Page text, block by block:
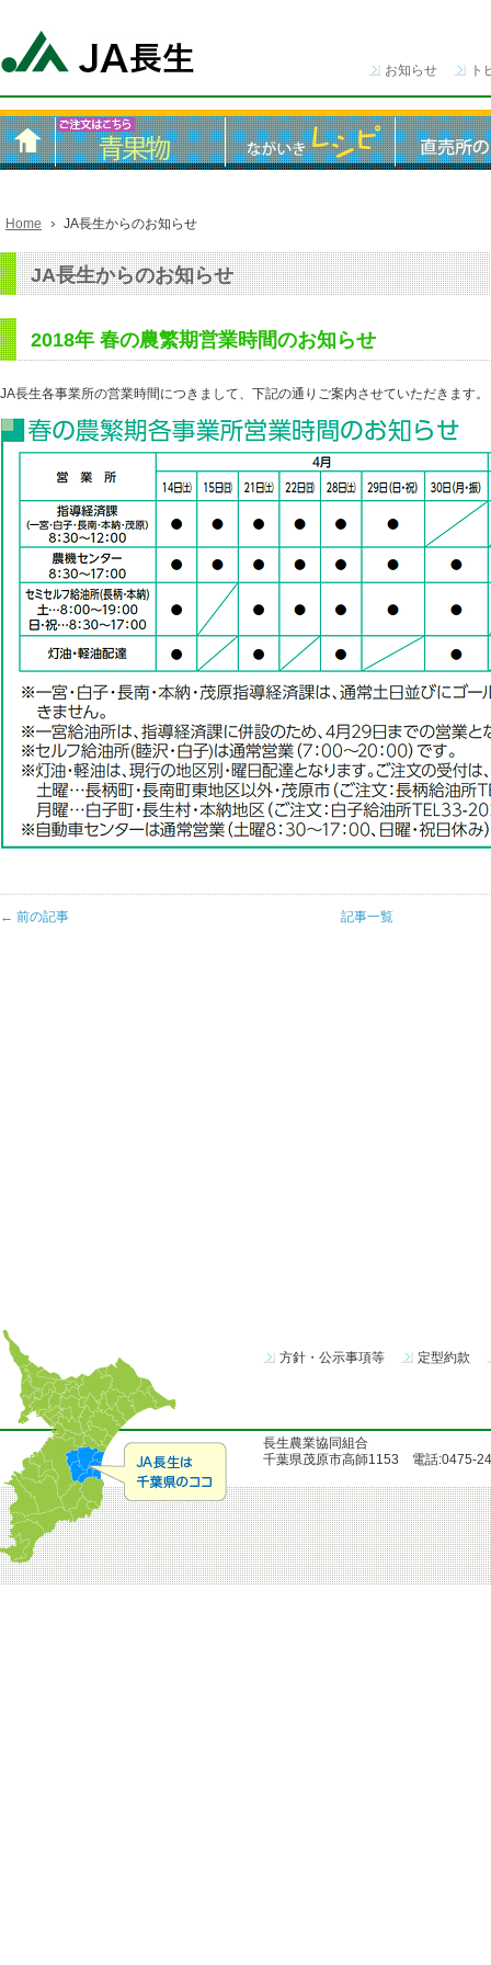
お知らせ ト
Home JA長生からのお知らせ
JA長生からのお知らせ
2018年 春の農繁期営業時間のお知らせ
JA長生各事業所の営業時間につきまして、下記の通りご案内させていただきます。
← 前の記事 記事一覧
方針・公示事項等 定型約款
長生農業協同組合
千葉県茂原市高師1153 電話:0475-